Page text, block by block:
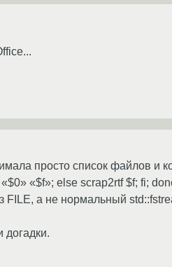
просто список файлов и
«$f»; else scrap2rtf $f; fi;
FILE, а не нормальный
догадки.